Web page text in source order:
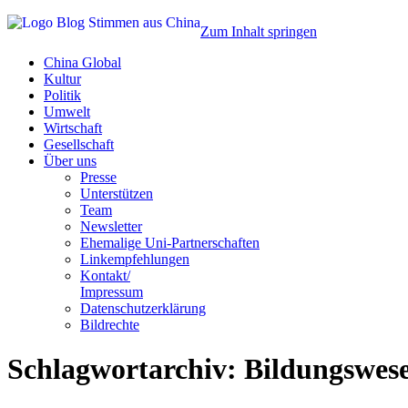
Zum Inhalt springen
China Global
Kultur
Politik
Umwelt
Wirtschaft
Gesellschaft
Über uns
Presse
Unterstützen
Team
Newsletter
Ehemalige Uni-Partnerschaften
Linkempfehlungen
Kontakt/
Impressum
Datenschutzerklärung
Bildrechte
Schlagwortarchiv: